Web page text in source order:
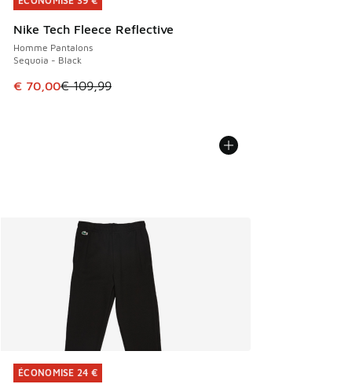
Nike Tech Fleece Reflective
Homme Pantalons
Sequoia - Black
Cet article est en promotion. Prix en baisse de € 109,99 à
€ 70,00€ 109,99
ÉCONOMISE 24 €
ÉCONOMISE 24 €